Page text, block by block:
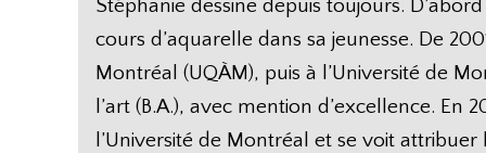
Stéphanie dessine depuis toujours.
cours d’aquarelle dans sa jeunesse. De
Montréal (UQÀM), puis à l’Université de
l’art (B.A.), avec mention d’excellence.
l’Université de Montréal et se voit